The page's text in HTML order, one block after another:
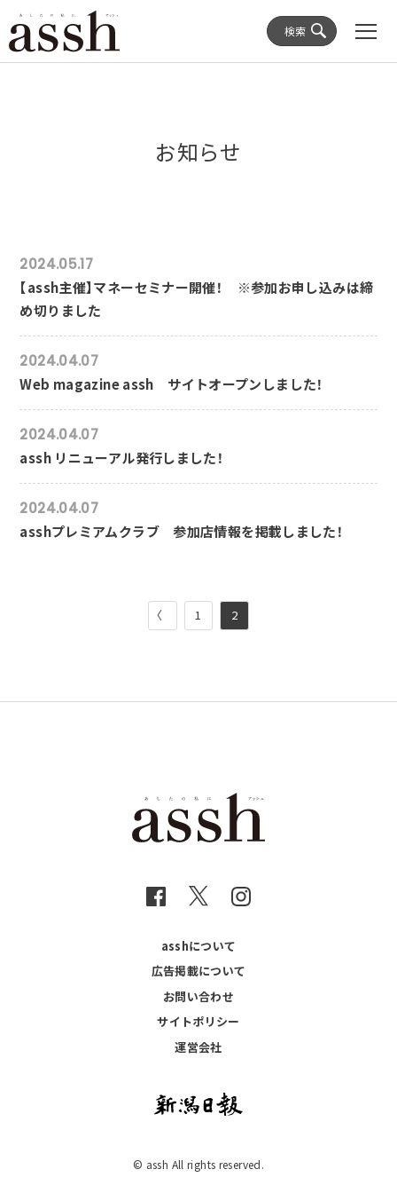
検索
お知らせ
2024.05.17
【assh主催】マネーセミナー開催！ ※参加お申し込みは締
め切りました
2024.04.07
Web magazine assh サイトオープンしました！
2024.04.07
assh リニューアル発行しました！
2024.04.07
asshプレミアムクラブ 参加店情報を掲載しました！
〈 1 2
asshについて
広告掲載について
お問い合わせ
サイトポリシー
運営会社
© assh All rights reserved.